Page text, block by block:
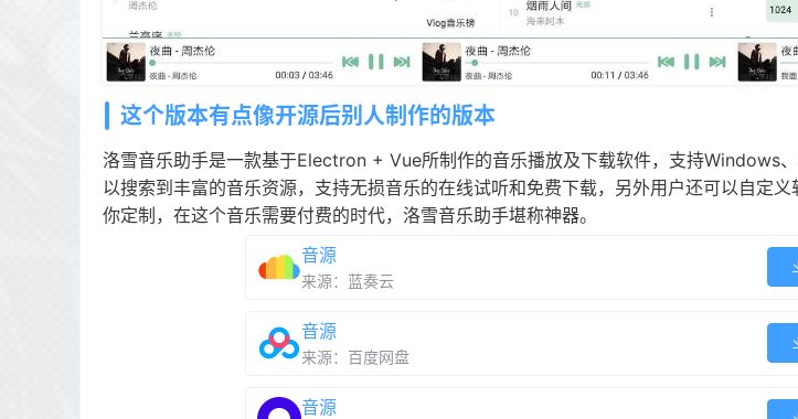
这个版本有点像开源后别人制作的版本
洛雪音乐助手是一款基于Electron + Vue所制作的音乐播放及下载软件，支持Windows
以搜索到丰富的音乐资源，支持无损音乐的在线试听和免费下载，另外用户还可以自定
你定制，在这个音乐需要付费的时代，洛雪音乐助手堪称神器。
音源
来源：蓝奏云
音源
来源：百度网盘
音源